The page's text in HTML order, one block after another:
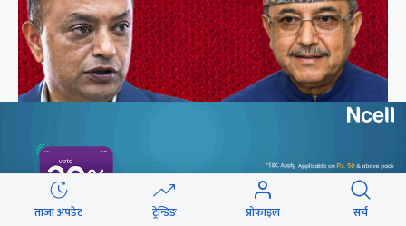
कांग्रेसको आधिकारिकता विवादमा सर्वोच्चले सुरुदेखि
सुनुवाइ गर्ने
ताजा अपडेट ट्रेन्डिङ प्रोफाइल सर्च